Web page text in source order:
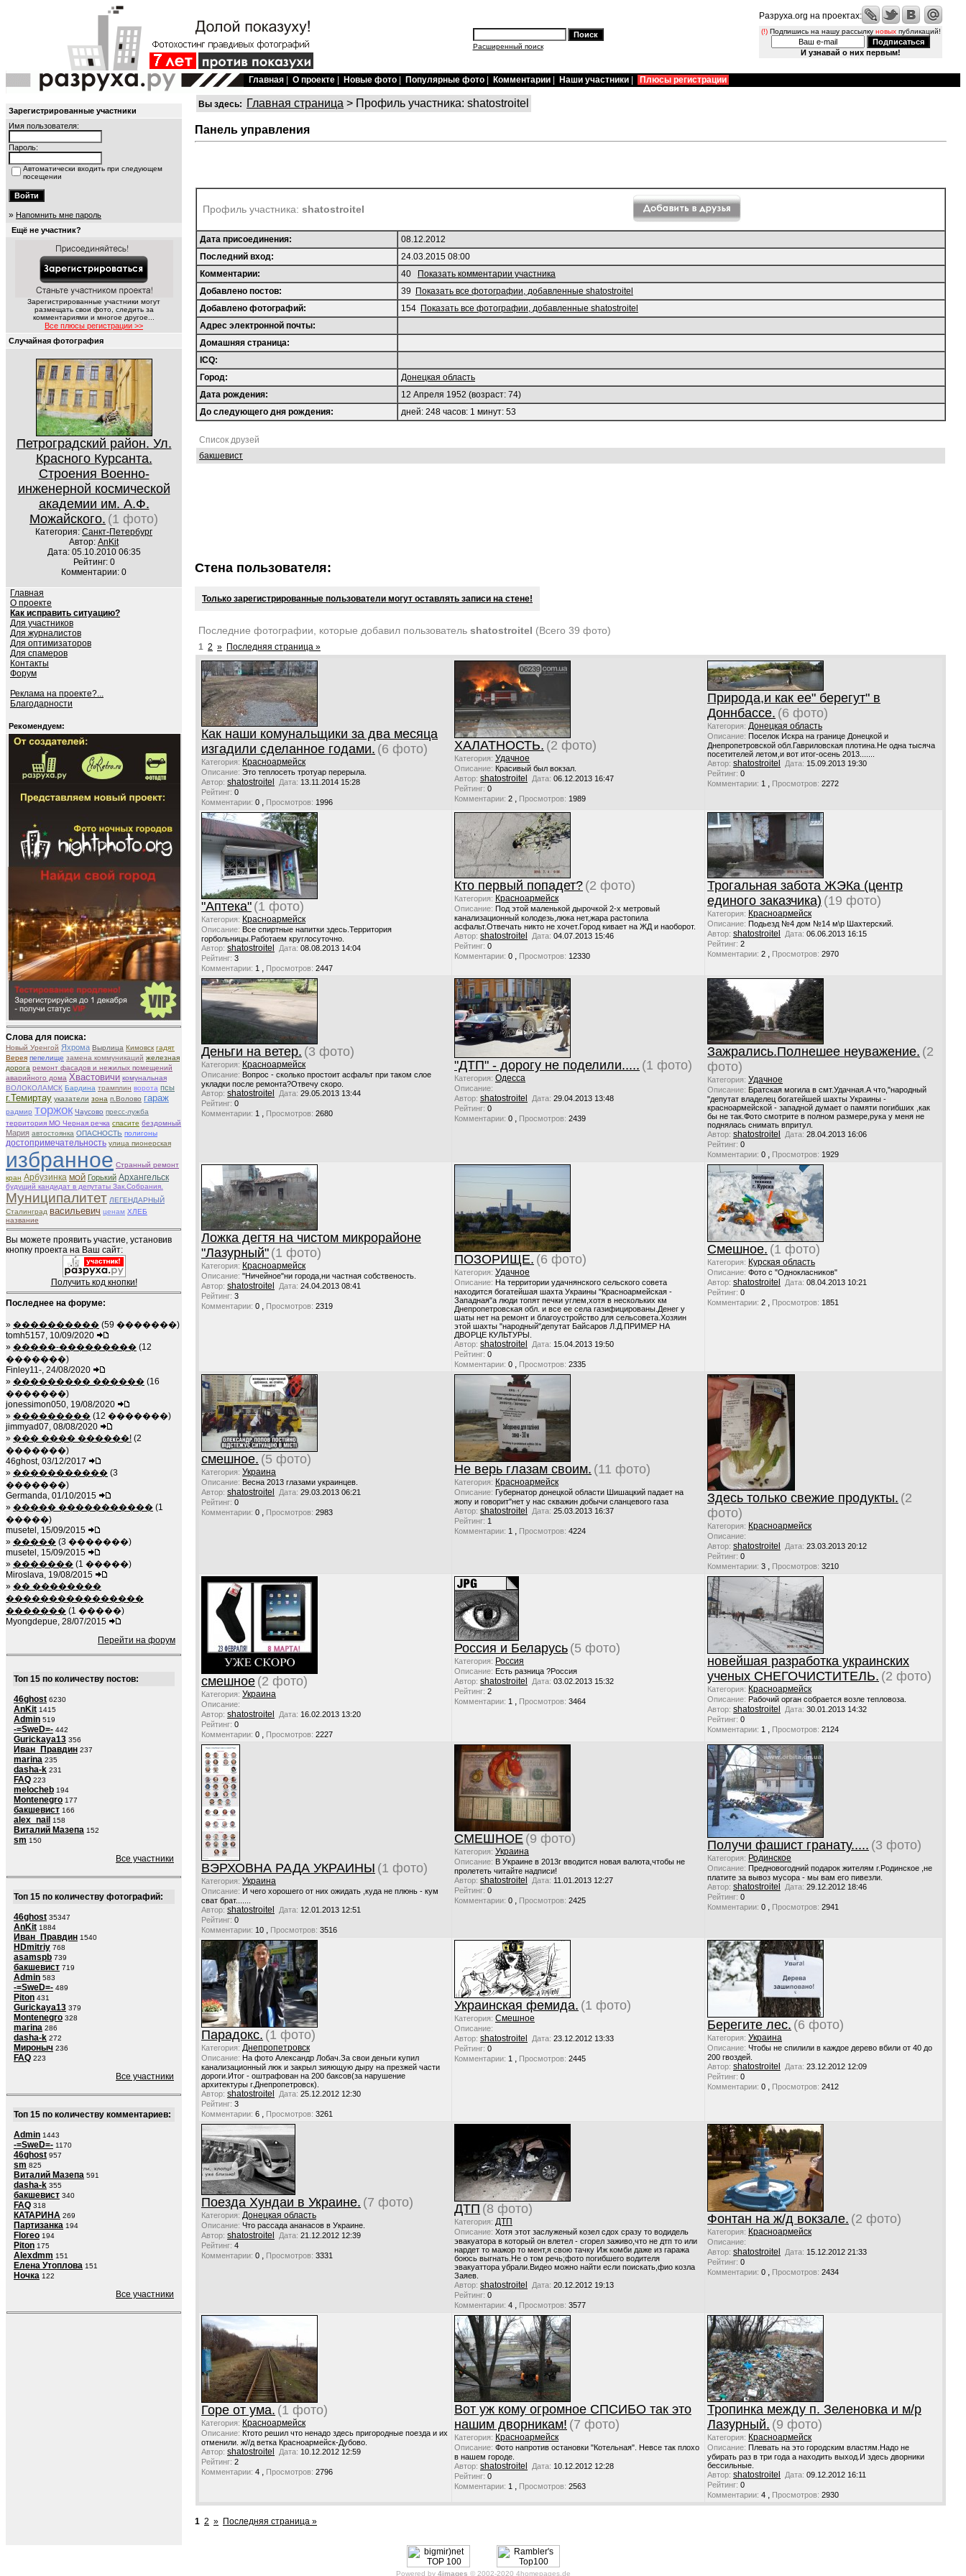
Расширенный поиск
Разруха.org на проектах:
(!)Подпишись на нашу рассылку новыхпубликаций!
И узнавай о них первым!
Главная О проекте Новые фото Популярные фото Комментарии Наши участники Плюсы регистрации
Зарегистрированные участники
Имя пользователя:
Пароль:
Автоматически входить при следующем
посещении
» Напомнить мне пароль
Ещё не участник?
Зарегистрированные участники могут
размещать свои фото, следить за
комментариями и многое другое...
Все плюсы регистрации >>
Случайная фотография
Петроградский район. Ул.
Красного Курсанта.
Строения Военно-
инженерной космической
академии им. А.Ф.
Можайского. (1 фото)
Категория: Санкт-Петербург
Автор: AnKit
Дата: 05.10.2010 06:35
Рейтинг: 0
Комментарии: 0
Главная
О проекте
Как исправить ситуацию?
Для участников
Для журналистов
Для оптимизаторов
Для спамеров
Контакты
Форум
Реклама на проекте?...
Благодарности
Рекомендуем:
Слова для поиска:
Новый Уренгой Яхрома Вырлица Кимовск гадят
Верея пепелище замена коммуникаций железная
дорога ремонт фасадов и нежилых помещений
аварийного дома Хвастовичи комунальная
ВОЛОКОЛАМСК Бардина трамплин ворота псы
г.Темиртау указатели зона п.Волово гараж
радмир торжок Чаусово пресс-лужба
территория МО Черная речка спасите бездомный
Мария автостоянка ОПАСНОСТЬ полигоны
достопримечательность улица пионерская
избранное Странный ремонт
кран Арбузинка МОЙ Горький Архангельск
будущий кандидат в депутаты Зак.Собрания.
Муниципалитет ЛЕГЕНДАРНЫЙ
Сталинград васильевич ценам ХЛЕБ
название
Вы можете проявить участие, установив
кнопку проекта на Ваш сайт:
Получить код кнопки!
Последнее на форуме:
» ���������� (59 �������)
tomh5157, 10/09/2020
» �����-��������� (12
�������)
Finley11-, 24/08/2020
» ��������� ������ (16
�������)
jonessimon050, 19/08/2020
» ��������� (12 �������)
jimmyad07, 08/08/2020
» ��� ���� ������! (2
�������)
46ghost, 03/12/2017
» ����������� (3
�������)
Germanda, 01/10/2015
» ����� ����������� (1
�����)
musetel, 15/09/2015
» ����� (3 �������)
musetel, 15/09/2015
» ������� (1 �����)
Miroslava, 19/08/2015
» �� ��������
����������������
������� (1 �����)
Myongdepue, 28/07/2015
Перейти на форум
Топ 15 по количеству постов:
46ghost 6230
AnKit 1415
Admin 519
-=SweD=- 442
Gurickaya13 356
Иван_Правдин 237
marina 235
dasha-k 231
FAQ 223
melocheb 194
Montenegro 177
бакшевист 166
alex_nail 158
Виталий Мазепа 152
sm 150
Все участники
Топ 15 по количеству фотографий:
46ghost 35347
AnKit 1884
Иван_Правдин 1540
HDmitriy 768
asamspb 739
бакшевист 719
Admin 583
-=SweD=- 489
Piton 431
Gurickaya13 379
Montenegro 328
marina 286
dasha-k 272
Мироныч 236
FAQ 223
Все участники
Топ 15 по количеству комментариев:
Admin 1443
-=SweD=- 1170
46ghost 957
sm 825
Виталий Мазепа 591
dasha-k 355
бакшевист 340
FAQ 318
КАТАРИНА 269
Партизанка 194
Floreo 194
Piton 175
Alexdmm 151
Елена Утоплова 151
Ночка 122
Все участники
Вы здесь: Главная страница > Профиль участника: shatostroitel
Панель управления
Профиль участника: shatostroitel
Дата присоединения:
08.12.2012
Последний вход:
24.03.2015 08:00
Комментарии:
40
Показать комментарии участника
Добавлено постов:
39
Показать все фотографии, добавленные shatostroitel
Добавлено фотографий:
154 Показать все фотографии, добавленные shatostroitel
Адрес электронной почты:
Домашняя страница:
ICQ:
Город:
Донецкая область
Дата рождения:
12 Апреля 1952 (возраст: 74)
До следующего дня рождения:
дней: 248 часов: 1 минут: 53
Список друзей
бакшевист
Стена пользователя:
Только зарегистрированные пользователи могут оставлять записи на стене!
Последние фотографии, которые добавил пользователь shatostroitel (Всего 39 фото)
1 2 » Последняя страница »
Как наши комунальщики за два месяца
изгадили сделанное годами. (6 фото)
Категория: Красноармейск
Описание: Это теплосеть тротуар перерыла.
Автор: shatostroitel Дата: 13.11.2014 15:28
Рейтинг: 0
Комментарии: 0 , Просмотров: 1996
ХАЛАТНОСТЬ. (2 фото)
Категория: Удачное
Описание: Красивый был вокзал.
Автор: shatostroitel Дата: 06.12.2013 16:47
Рейтинг: 0
Комментарии: 2 , Просмотров: 1989
Природа,и как ее" берегут" в
Доннбассе. (6 фото)
Категория: Донецкая область
Описание: Поселок Искра на границе Донецкой и
Днепропетровской обл.Гавриловская плотина.Не одна тысяча
посетителей летом,и вот итог-осень 2013.......
Автор: shatostroitel Дата: 15.09.2013 19:30
Рейтинг: 0
Комментарии: 1 , Просмотров: 2272
"Аптека" (1 фото)
Категория: Красноармейск
Описание: Все спиртные напитки здесь.Территория
горбольницы.Работаем круглосуточно.
Автор: shatostroitel Дата: 08.08.2013 14:04
Рейтинг: 3
Комментарии: 1 , Просмотров: 2447
Кто первый попадет? (2 фото)
Категория: Красноармейск
Описание: Под этой маленькой дырочкой 2-х метровый
канализационный колодезь,люка нет,жара растопила
асфальт.Отвечать никто не хочет.Город кивает на ЖД и наоборот.
Автор: shatostroitel Дата: 04.07.2013 15:46
Рейтинг: 0
Комментарии: 0 , Просмотров: 12330
Трогальная забота ЖЭКа (центр
единого заказчика) (19 фото)
Категория: Красноармейск
Описание: Подьезд №4 дом №14 м\р Шахтерский.
Автор: shatostroitel Дата: 06.06.2013 16:15
Рейтинг: 2
Комментарии: 2 , Просмотров: 2970
Деньги на ветер. (3 фото)
Категория: Красноармейск
Описание: Вопрос - сколько простоит асфальт при таком слое
укладки после ремонта?Отвечу скоро.
Автор: shatostroitel Дата: 29.05.2013 13:44
Рейтинг: 0
Комментарии: 1 , Просмотров: 2680
"ДТП" - дорогу не поделили..... (1 фото)
Категория: Одесса
Описание:
Автор: shatostroitel Дата: 29.04.2013 13:48
Рейтинг: 0
Комментарии: 0 , Просмотров: 2439
Зажрались.Полнешее неуважение. (2
фото)
Категория: Удачное
Описание: Братская могила в смт.Удачная.А что,"народный
"депутат владелец богатейшей шахты Украины -
красноармейской - западной думает о памяти погибших ,как
бы не так.Фото смотрите в полном размере,рука у меня не
поднялась снимать впритул.
Автор: shatostroitel Дата: 28.04.2013 16:06
Рейтинг: 0
Комментарии: 0 , Просмотров: 1929
Ложка дегтя на чистом микрорайоне
"Лазурный" (1 фото)
Категория: Красноармейск
Описание: "Ничейное"ни города,ни частная собственость.
Автор: shatostroitel Дата: 24.04.2013 08:41
Рейтинг: 3
Комментарии: 0 , Просмотров: 2319
ПОЗОРИЩЕ. (6 фото)
Категория: Удачное
Описание: На территории удачнянского сельского совета
находится богатейшая шахта Украины "Красноармейская -
Западная"а люди топят печки углем,хотя в нескольких км
Днепропетровская обл. и все ее села газифицированы.Денег у
шаты нет на ремонт и благоустройство для сельсовета.Хозяин
этой шахты "народный"депутат Байсаров Л.Д.ПРИМЕР НА
ДВОРЦЕ КУЛЬТУРЫ.
Автор: shatostroitel Дата: 15.04.2013 19:50
Рейтинг: 0
Комментарии: 0 , Просмотров: 2335
Смешное. (1 фото)
Категория: Курская область
Описание: Фото с "Однокласников"
Автор: shatostroitel Дата: 08.04.2013 10:21
Рейтинг: 0
Комментарии: 2 , Просмотров: 1851
смешное. (5 фото)
Категория: Украина
Описание: Весна 2013 глазами украинцев.
Автор: shatostroitel Дата: 29.03.2013 06:21
Рейтинг: 0
Комментарии: 0 , Просмотров: 2983
Не верь глазам своим. (11 фото)
Категория: Красноармейск
Описание: Губернатор донецкой области Шишацкий падает на
жопу и говорит"нет у нас скважин добычи сланцевого газа
Автор: shatostroitel Дата: 25.03.2013 16:37
Рейтинг: 1
Комментарии: 1 , Просмотров: 4224
Здесь только свежие продукты. (2
фото)
Категория: Красноармейск
Описание:
Автор: shatostroitel Дата: 23.03.2013 20:12
Рейтинг: 0
Комментарии: 3 , Просмотров: 3210
смешное (2 фото)
Категория: Украина
Описание:
Автор: shatostroitel Дата: 16.02.2013 13:20
Рейтинг: 0
Комментарии: 0 , Просмотров: 2227
Россия и Беларусь (5 фото)
Категория: Россия
Описание: Есть разница ?Россия
Автор: shatostroitel Дата: 03.02.2013 15:32
Рейтинг: 2
Комментарии: 1 , Просмотров: 3464
новейшая разработка украинских
ученых СНЕГОЧИСТИТЕЛЬ. (2 фото)
Категория: Красноармейск
Описание: Рабочий орган собрается возле тепловоза.
Автор: shatostroitel Дата: 30.01.2013 14:32
Рейтинг: 0
Комментарии: 1 , Просмотров: 2124
ВЭРХОВНА РАДА УКРАИНЫ (1 фото)
Категория: Украина
Описание: И чего хорошего от них ожидать ,куда не плюнь - кум
сват брат.......
Автор: shatostroitel Дата: 12.01.2013 12:51
Рейтинг: 0
Комментарии: 10 , Просмотров: 3516
СМЕШНОЕ (9 фото)
Категория: Украина
Описание: В Украине в 2013г вводится новая валюта,чтобы не
пролететь читайте надписи!
Автор: shatostroitel Дата: 11.01.2013 12:27
Рейтинг: 0
Комментарии: 0 , Просмотров: 2425
Получи фашист гранату..... (3 фото)
Категория: Родинское
Описание: Предновогодний подарок жителям г.Родинское ,не
платите за вывоз мусора - мы вам его пивезли.
Автор: shatostroitel Дата: 29.12.2012 18:46
Рейтинг: 0
Комментарии: 0 , Просмотров: 2941
Парадокс. (1 фото)
Категория: Днепропетровск
Описание: На фото Александр Лобач.За свои деньги купил
канализационный люк и закрыл зияющую дыру на презжей части
дороги.Итог - оштрафован на 200 баксов(за нарушение
архитектуры г.Днепропетровск).
Автор: shatostroitel Дата: 25.12.2012 12:30
Рейтинг: 3
Комментарии: 6 , Просмотров: 3261
Украинская фемида. (1 фото)
Категория: Смешное
Описание:
Автор: shatostroitel Дата: 23.12.2012 13:33
Рейтинг: 0
Комментарии: 1 , Просмотров: 2445
Берегите лес. (6 фото)
Категория: Украина
Описание: Чтобы не спилили в каждое дерево вбили от 40 до
200 гвоздей.
Автор: shatostroitel Дата: 23.12.2012 12:09
Рейтинг: 0
Комментарии: 0 , Просмотров: 2412
Поезда Хундаи в Украине. (7 фото)
Категория: Донецкая область
Описание: Что рассада ананасов в Украине.
Автор: shatostroitel Дата: 21.12.2012 12:39
Рейтинг: 4
Комментарии: 0 , Просмотров: 3331
ДТП (8 фото)
Категория: ДТП
Описание: Хотя этот заслуженый козел сдох сразу то водидель
эвакуатора в который он влетел - сгорел заживо,что не дтп то или
нардет то мажор то мент,я свою тачку Иж комби даже из гаража
боюсь выгнать.Не о том речь;фото погибшего водителя
эвакуаттора убрали.Видео можно найти если поискать,фио козла
Заяев.
Автор: shatostroitel Дата: 20.12.2012 19:13
Рейтинг: 0
Комментарии: 4 , Просмотров: 3577
Фонтан на ж/д вокзале. (2 фото)
Категория: Красноармейск
Описание:
Автор: shatostroitel Дата: 15.12.2012 21:33
Рейтинг: 0
Комментарии: 0 , Просмотров: 2434
Горе от ума. (1 фото)
Категория: Красноармейск
Описание: Ктото решил что ненадо здесь пригородные поезда и их
отменили. ж//д ветка Красноармейск-Дубово.
Автор: shatostroitel Дата: 10.12.2012 12:59
Рейтинг: 2
Комментарии: 4 , Просмотров: 2796
Вот уж кому огромное СПСИБО так это
нашим дворникам! (7 фото)
Категория: Красноармейск
Описание: Фото напротив остановки "Котельная". Невсе так плохо
в нашем городе.
Автор: shatostroitel Дата: 10.12.2012 12:28
Рейтинг: 0
Комментарии: 1 , Просмотров: 2563
Тропинка между п. Зеленовка и м/р
Лазурный. (9 фото)
Категория: Красноармейск
Описание: Плевать на это городским властям.Надо не
убирать раз в три года а находить выход.И здесь дворники
бессильные.
Автор: shatostroitel Дата: 09.12.2012 16:11
Рейтинг: 0
Комментарии: 4 , Просмотров: 2930
1 2 » Последняя страница »
Powered by 4images © 2002-2020 4homepages.de